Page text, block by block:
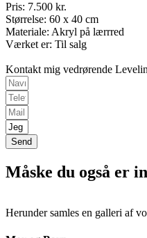
Pris: 7.500 kr.
Størrelse: 60 x 40 cm
Materiale: Akryl på lærrred
Værket er: Til salg
Kontakt mig vedrørende
Send
Måske du også er
Herunder samles en galleri af